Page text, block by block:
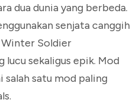
dua dunia yang berbeda.
senjata canggih
Soldier
lucu sekaligus epik. Mod
salah satu mod paling